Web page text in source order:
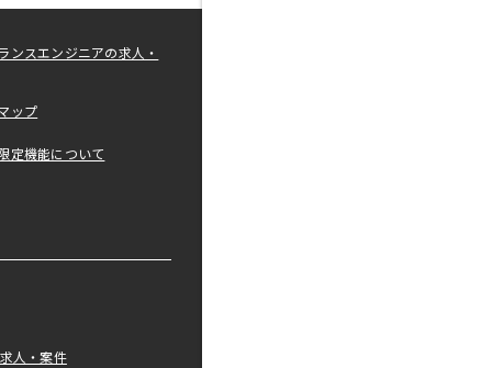
ンスエンジニアの求人・
ップ
定機能について
人・案件